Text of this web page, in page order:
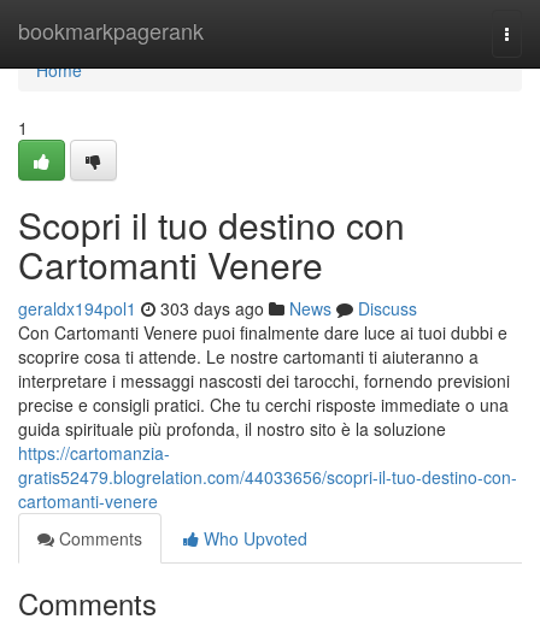
bookmarkpagerank
Home
Home
1
Scopri il tuo destino con
Cartomanti Venere
geraldx194pol1 303 days ago News
Discuss
Con Cartomanti Venere puoi finalmente dare luce ai tuoi dubbi e
scoprire cosa ti attende. Le nostre cartomanti ti aiuteranno a
interpretare i messaggi nascosti dei tarocchi, fornendo previsioni
precise e consigli pratici. Che tu cerchi risposte immediate o una
guida spirituale più profonda, il nostro sito è la soluzione
https://cartomanzia-
gratis52479.blogrelation.com/44033656/scopri-il-tuo-destino-con-
cartomanti-venere
Comments
Who Upvoted
Comments